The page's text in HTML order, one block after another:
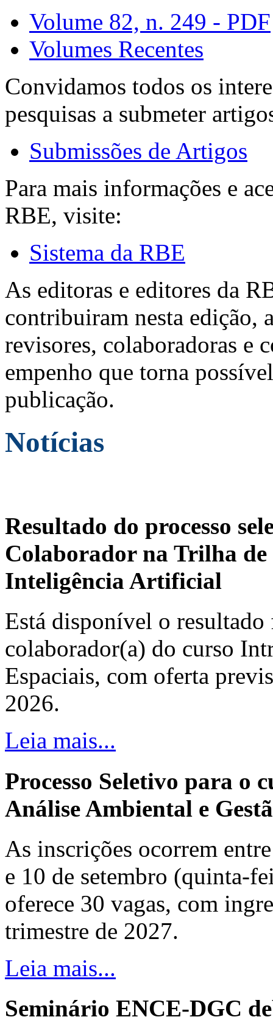
Volume 82, n. 249 - PDF
Volumes Recentes
Convidamos todos os
pesquisas a submeter
Submissões de Artigos
Para mais informações e
RBE, visite:
Sistema da RBE
As editoras e editores da
contribuiram nesta edição,
revisores, colaboradoras e
empenho que torna
publicação.
Notícias
Resultado do processo
Colaborador na Trilha de
Inteligência Artificial
Está disponível o resultado
colaborador(a) do curso
Espaciais, com oferta
2026.
Leia mais...
Processo Seletivo para o
Análise Ambiental e
As inscrições ocorrem
e 10 de setembro (quinta-
oferece 30 vagas, com
trimestre de 2027.
Leia mais...
Seminário ENCE-DGC